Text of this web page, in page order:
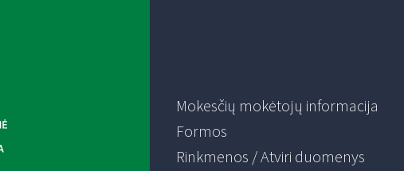
Mokesčių mokėtojų informacija
Formos
Rinkmenos / Atviri duomenys